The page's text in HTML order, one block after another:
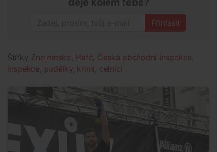
děje kolem tebe?
Přihlásit
Štítky Znojemsko , Hatě, Česká obchodní inspekce,
inspekce, padělky, krimi , celníci